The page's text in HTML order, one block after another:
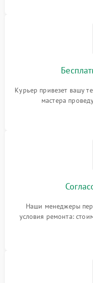
Курьер привезет вашу
мастера
Наши менеджеры
условия ремонта: